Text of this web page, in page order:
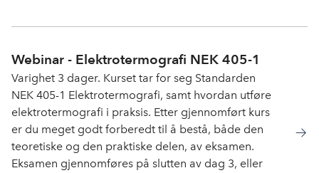
Webinar - Elektrotermografi NEK 405-1
Varighet 3 dager. Kurset tar for seg Standarden
NEK 405-1 Elektrotermografi, samt hvordan utføre
elektrotermografi i praksis. Etter gjennomført kurs
er du meget godt forberedt til å bestå, både den
teoretiske og den praktiske delen, av eksamen.
Eksamen gjennomføres på slutten av dag 3, eller